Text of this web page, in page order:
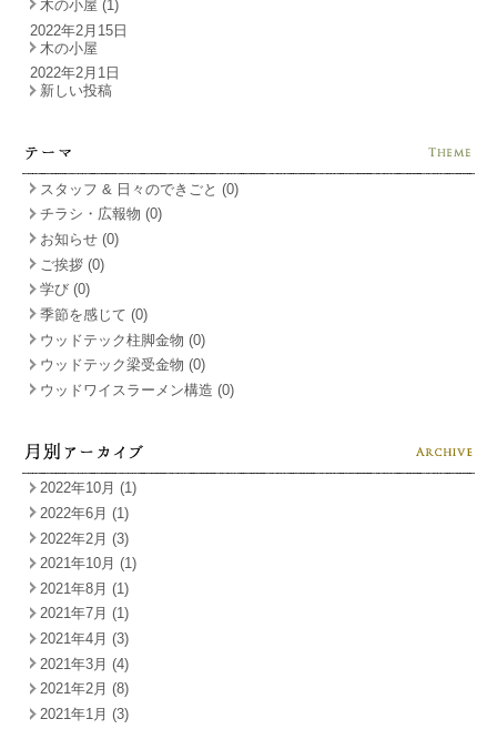
木の小屋 (1)
2022年2月15日
木の小屋
2022年2月1日
新しい投稿
スタッフ & 日々のできごと (0)
チラシ・広報物 (0)
お知らせ (0)
ご挨拶 (0)
学び (0)
季節を感じて (0)
ウッドテック柱脚金物 (0)
ウッドテック梁受金物 (0)
ウッドワイスラーメン構造 (0)
2022年10月 (1)
2022年6月 (1)
2022年2月 (3)
2021年10月 (1)
2021年8月 (1)
2021年7月 (1)
2021年4月 (3)
2021年3月 (4)
2021年2月 (8)
2021年1月 (3)